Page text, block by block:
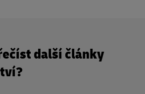
další články